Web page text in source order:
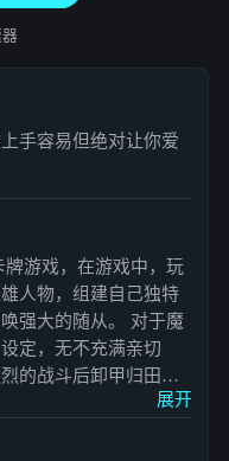
手容易但绝对让你爱
牌游戏，在游戏中，玩
人物，组建自己独特
强大的随从。 对于魔
定，无不充满亲切
的战斗后卸甲归田，
展开